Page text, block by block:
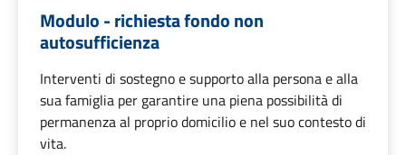
Modulo - richiesta fondo non
autosufficienza
Interventi di sostegno e supporto alla persona e alla
sua famiglia per garantire una piena possibilità di
permanenza al proprio domicilio e nel suo contesto di
vita.